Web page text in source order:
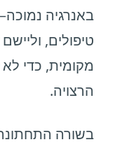
טיפולים,
מקומית, כדי לא
הרצויה.
בשורה